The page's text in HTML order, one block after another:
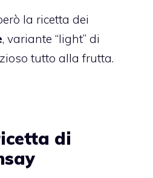
la ricetta dei
, variante “light” di
tutto alla frutta.
di